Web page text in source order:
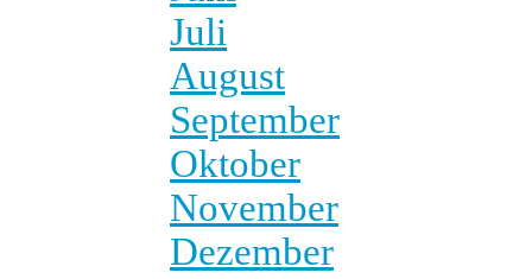
Juli
August
September
Oktober
November
Dezember